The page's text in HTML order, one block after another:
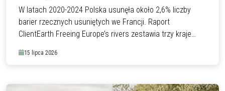
W latach 2020-2024 Polska usunęła około 2,6% liczby
barier rzecznych usuniętych we Francji. Raport
ClientEarth Freeing Europe’s rivers zestawia trzy kraje
z usuwaniem zapór.
15 lipca 2026